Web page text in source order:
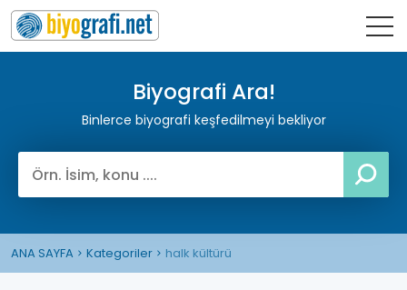
Biyografi Ara!
Binlerce biyografi keşfedilmeyi bekliyor
ANA SAYFA Kategoriler halk kültürü